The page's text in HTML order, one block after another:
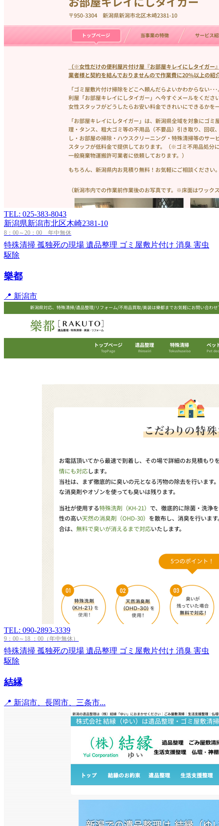
TEL: 025-383-8043
新潟県新潟市北区木崎2381-10
8：00～20：00 年中無休
特殊清掃 孤独死の現場 遺品整理 ゴミ屋敷片付け 消臭 害虫
駆除
樂都
📍 新潟市
TEL: 090-2893-3339
9：00～18 ：00（年中無休）
特殊清掃 孤独死の現場 遺品整理 ゴミ屋敷片付け 消臭 害虫
駆除
結縁
📍 新潟市、長岡市、三条市...